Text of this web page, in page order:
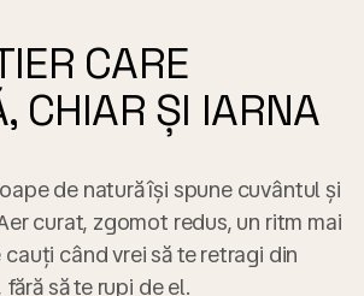
CARE
CHIAR ȘI IARNA
de natură își spune cuvântul și
curat, zgomot redus, un ritm mai
când vrei să te retragi din
să te rupi de el.